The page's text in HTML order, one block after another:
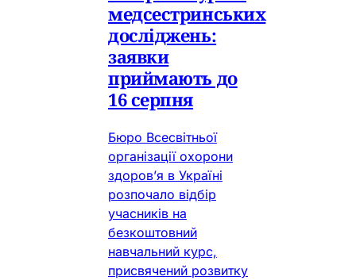
медсестринських
досліджень:
заявки
приймають до
16 серпня
Бюро Всесвітньої
організації охорони
здоров’я в Україні
розпочало відбір
учасників на
безкоштовний
навчальний курс,
присвячений розвитку